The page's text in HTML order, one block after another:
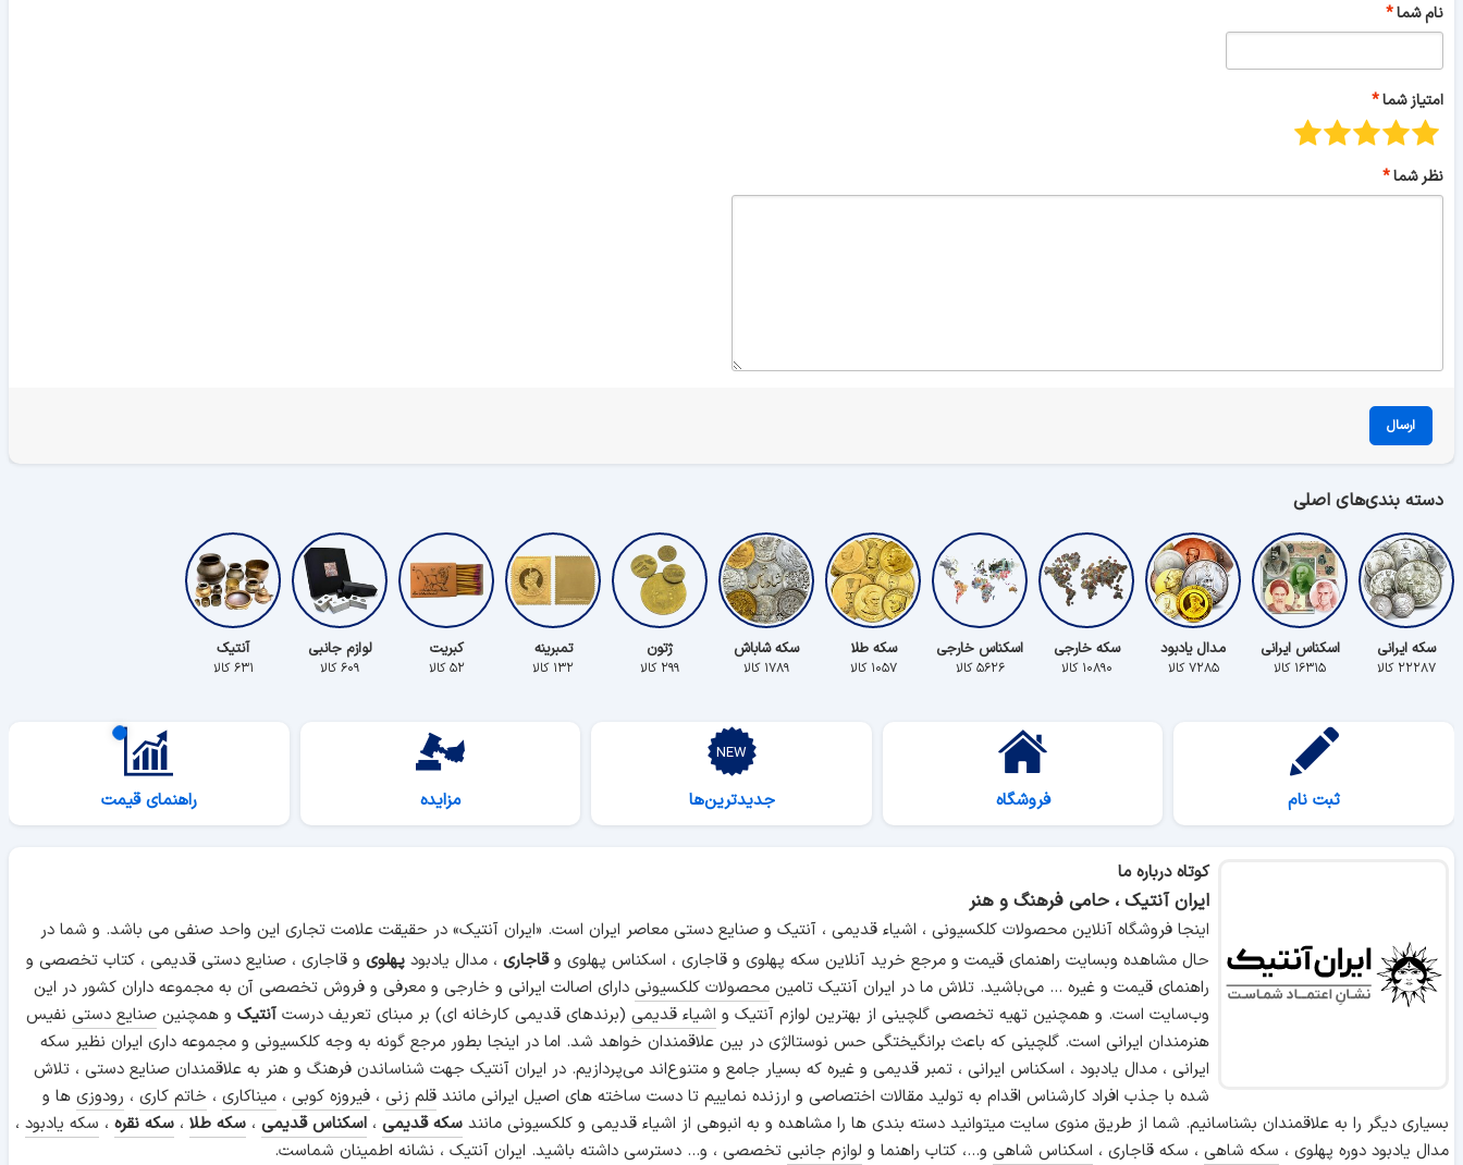
نام شما
امتیاز شما
نظر شما
ارسال
دسته بندی‌های اصلی
سکه ایرانی
۲۲۲۸۷ کالا
اسکناس ایرانی
۱۶۳۱۵ کالا
مدال یادبود
۷۲۸۵ کالا
سکه خارجی
۱۰۸۹۰ کالا
اسکناس خارجی
۵۶۲۶ کالا
سکه طلا
۱۰۵۷ کالا
سکه شاباش
۱۷۸۹ کالا
ژتون
۲۹۹ کالا
تمبرینه
۱۳۲ کالا
کبریت
۵۲ کالا
لوازم جانبی
۶۰۹ کالا
آنتیک
۶۳۱ کالا
ثبت نام فروشگاه جدیدترین‌ها مزایده راهنمای قیمت
کوتاه درباره ما
ایران آنتیک ، حامی فرهنگ و هنر
اینجا فروشگاه آنلاین محصولات کلکسیونی ، اشیاء قدیمی ، آنتیک و صنایع دستی معاصر ایران است. «ایران آنتیک» در حقیقت علامت تجاری این واحد صنفی می باشد. و شما در
حال مشاهده وبسایت راهنمای قیمت و مرجع خرید آنلاین سکه پهلوی و قاجاری ، اسکناس پهلوی وقاجاری ، مدال یادبود پهلوی و قاجاری ، صنایع دستی قدیمی ، کتاب تخصصی و
راهنمای قیمت و غیره ... می‌باشید. تلاش ما در ایران آنتیک تامین محصولات کلکسیونی دارای اصالت ایرانی و خارجی و معرفی و فروش تخصصی آن به مجموعه داران کشور در این
وب‌سایت است. و همچنین تهیه تخصصی گلچینی از بهترین لوازم آنتیک و اشیاء قدیمی (برندهای قدیمی کارخانه ای) بر مبنای تعریف درست آنتیک و همچنین صنایع دستی نفیس
هنرمندان ایرانی است. گلچینی که باعث برانگیختگی حس نوستالژی در بین علاقمندان خواهد شد. اما در اینجا بطور مرجع گونه به وجه کلکسیونی و مجموعه داری ایران نظیر سکه
ایرانی ، مدال یادبود ، اسکناس ایرانی ، تمبر قدیمی و غیره که بسیار جامع و متنوع‌اند می‌پردازیم. در ایران آنتیک جهت شناساندن فرهنگ و هنر به علاقمندان صنایع دستی ، تلاش
شده با جذب افراد کارشناس اقدام به تولید مقالات اختصاصی و ارزنده نماییم تا دست ساخته های اصیل ایرانی مانند قلم زنی ، فیروزه کوبی ، میناکاری ، خاتم کاری ، رودوزی ها و
بسیاری دیگر را به علاقمندان بشناسانیم. شما از طریق منوی سایت میتوانید دسته بندی ها را مشاهده و به انبوهی از اشیاء قدیمی و کلکسیونی مانند سکه قدیمی ، اسکناس قدیمی ، سکه طلا ، سکه نقره ، سکه یادبود ،
مدال یادبود دوره پهلوی ، سکه شاهی ، سکه قاجاری ، اسکناس شاهی و...، کتاب راهنما و لوازم جانبی تخصصی ، و... دسترسی داشته باشید. ایران آنتیک ، نشانه اطمینان شماست.